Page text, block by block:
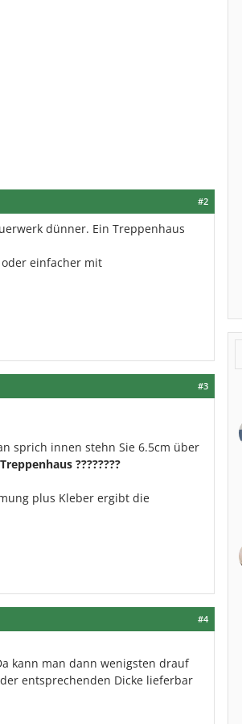
#2
dünner. Ein Treppenhaus
einfacher mit
#3
sprich innen stehn Sie 6.5cm über
????????
plus Kleber ergibt die
#4
kann man dann wenigsten drauf
entsprechenden Dicke lieferbar